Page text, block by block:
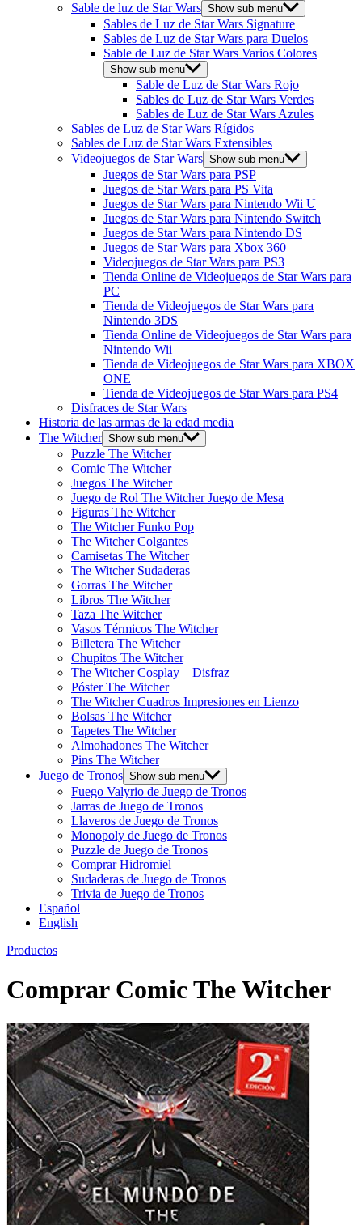
Sable de luz de Star Wars Show sub menu
Sables de Luz de Star Wars Signature
Sables de Luz de Star Wars para Duelos
Sable de Luz de Star Wars Varios Colores
Show sub menu
Sable de Luz de Star Wars Rojo
Sables de Luz de Star Wars Verdes
Sables de Luz de Star Wars Azules
Sables de Luz de Star Wars Rígidos
Sables de Luz de Star Wars Extensibles
Videojuegos de Star Wars Show sub menu
Juegos de Star Wars para PSP
Juegos de Star Wars para PS Vita
Juegos de Star Wars para Nintendo Wii U
Juegos de Star Wars para Nintendo Switch
Juegos de Star Wars para Nintendo DS
Juegos de Star Wars para Xbox 360
Videojuegos de Star Wars para PS3
Tienda Online de Videojuegos de Star Wars para
PC
Tienda de Videojuegos de Star Wars para
Nintendo 3DS
Tienda Online de Videojuegos de Star Wars para
Nintendo Wii
Tienda de Videojuegos de Star Wars para XBOX
ONE
Tienda de Videojuegos de Star Wars para PS4
Disfraces de Star Wars
Historia de las armas de la edad media
The Witcher Show sub menu
Puzzle The Witcher
Comic The Witcher
Juegos The Witcher
Juego de Rol The Witcher Juego de Mesa
Figuras The Witcher
The Witcher Funko Pop
The Witcher Colgantes
Camisetas The Witcher
The Witcher Sudaderas
Gorras The Witcher
Libros The Witcher
Taza The Witcher
Vasos Térmicos The Witcher
Billetera The Witcher
Chupitos The Witcher
The Witcher Cosplay – Disfraz
Póster The Witcher
The Witcher Cuadros Impresiones en Lienzo
Bolsas The Witcher
Tapetes The Witcher
Almohadones The Witcher
Pins The Witcher
Juego de Tronos Show sub menu
Fuego Valyrio de Juego de Tronos
Jarras de Juego de Tronos
Llaveros de Juego de Tronos
Monopoly de Juego de Tronos
Puzzle de Juego de Tronos
Comprar Hidromiel
Sudaderas de Juego de Tronos
Trivia de Juego de Tronos
Español
English
Productos
Comprar Comic The Witcher